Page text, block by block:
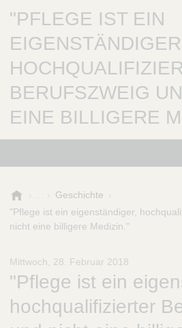
ÜBER UNS
"PFLEGE IST EIN
BERUFSZWEIG
EINE BILLIGERE
.
B
u
n
S
Geschichte
"Pflege ist ein eigenständiger,
nicht eine billigere Medizin."
Mittwoch, 28. Februar 2018
"Pflege ist ein
hochqualifizierter